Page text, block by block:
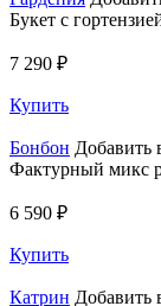
Букет с
7 290 ₽
Купить
Бонбон Добавить
Фактурный микс
6 590 ₽
Купить
Катрин Добавить